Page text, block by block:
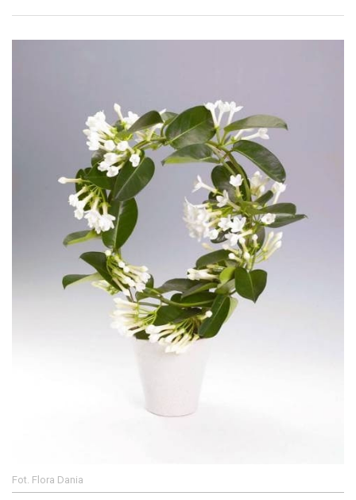
Fot. Flora Dania